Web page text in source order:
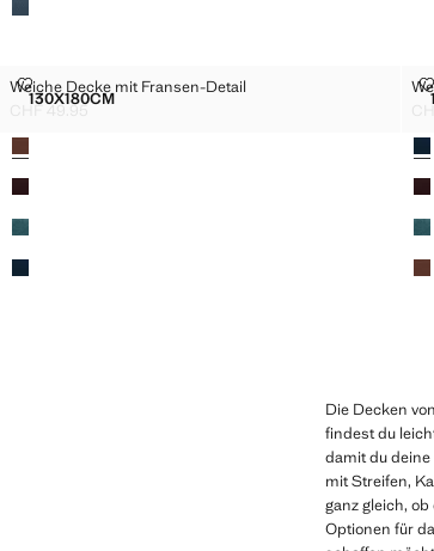
Größen
130X180CMWEICHE DECKE MIT FRANSEN-DETAIL
Weiche Decke mit Fransen-Detail
WEICHE DECKE MIT FRANSEN-DETAIL
CHF 49.95
Farben
Die Decken
findest du
damit du deine
mit Streifen,
ganz gleich,
Optionen für